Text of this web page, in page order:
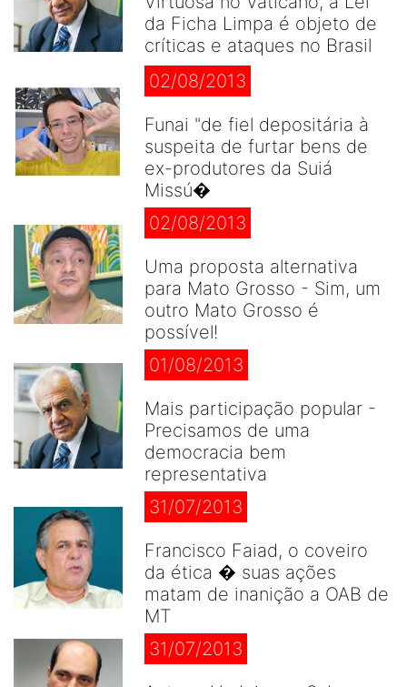
da Ficha Limpa é objeto de
críticas e ataques no Brasil
02/08/2013
Funai "de fiel depositária à
suspeita de furtar bens de
ex-produtores da Suiá
Missú�
02/08/2013
Uma proposta alternativa
para Mato Grosso - Sim, um
outro Mato Grosso é
possível!
01/08/2013
Mais participação popular -
Precisamos de uma
democracia bem
representativa
31/07/2013
Francisco Faiad, o coveiro
da ética � suas ações
matam de inanição a OAB de
MT
31/07/2013